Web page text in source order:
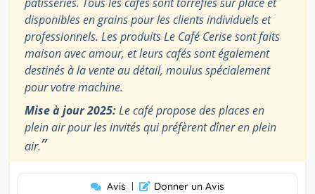
pâtisseries. Tous les cafés sont torréfiés sur place et
disponibles en grains pour les clients individuels et
professionnels. Les produits Le Café Cerise sont faits
maison avec amour, et leurs cafés sont également
destinés à la vente au détail, moulus spécialement
pour votre machine.
Mise à jour 2025:Le café propose des places en
plein air pour les invités qui préfèrent dîner en plein
air.”
Avis | Donner un Avis